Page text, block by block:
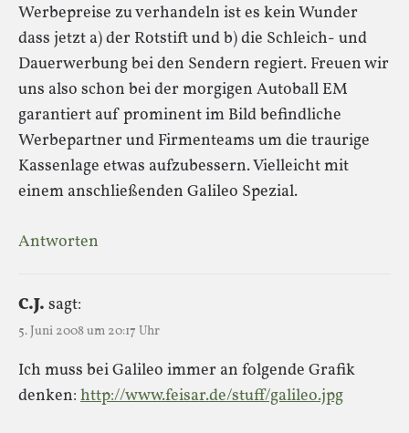
Werbepreise zu verhandeln ist es kein Wunder
dass jetzt a) der Rotstift und b) die Schleich- und
Dauerwerbung bei den Sendern regiert. Freuen wir
uns also schon bei der morgigen Autoball EM
garantiert auf prominent im Bild befindliche
Werbepartner und Firmenteams um die traurige
Kassenlage etwas aufzubessern. Vielleicht mit
einem anschließenden Galileo Spezial.
Antworten
C.J. sagt:
5. Juni 2008 um 20:17 Uhr
Ich muss bei Galileo immer an folgende Grafik
denken: http://www.feisar.de/stuff/galileo.jpg